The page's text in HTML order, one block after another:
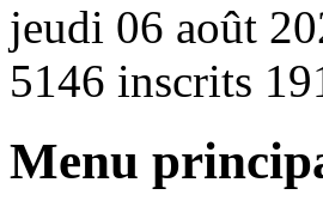
jeudi 06 août
5146 inscrits
Menu